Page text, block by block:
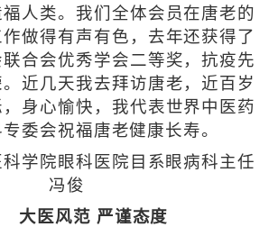
人类。我们全体会员在唐老的
做得有声有色，去年还获得了
合会优秀学会二等奖，抗疫先
近几天我去拜访唐老，近百岁
身心愉快，我代表世界中医药
委会祝福唐老健康长寿。
学院眼科医院目系眼病科主任
冯俊
大医风范 严谨态度